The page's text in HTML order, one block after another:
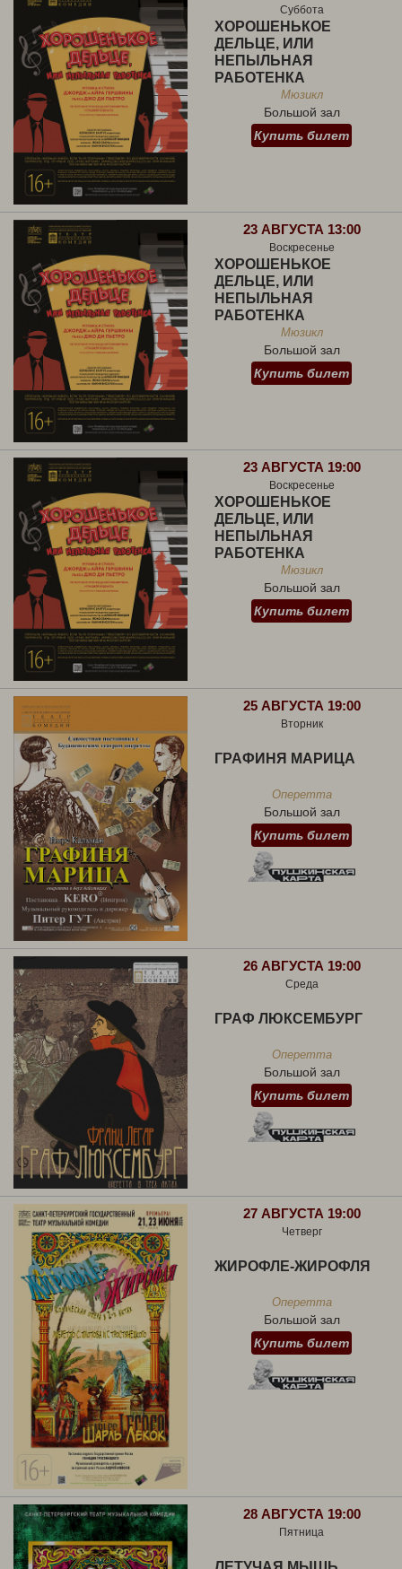
Суббота
ХОРОШЕНЬКОЕ
ДЕЛЬЦЕ, ИЛИ
НЕПЫЛЬНАЯ
РАБОТЕНКА
Мюзикл
Большой зал
Купить билет
23 АВГУСТА 13:00
Воскресенье
ХОРОШЕНЬКОЕ
ДЕЛЬЦЕ, ИЛИ
НЕПЫЛЬНАЯ
РАБОТЕНКА
Мюзикл
Большой зал
Купить билет
23 АВГУСТА 19:00
Воскресенье
ХОРОШЕНЬКОЕ
ДЕЛЬЦЕ, ИЛИ
НЕПЫЛЬНАЯ
РАБОТЕНКА
Мюзикл
Большой зал
Купить билет
25 АВГУСТА 19:00
Вторник
ГРАФИНЯ МАРИЦА
Оперетта
Большой зал
Купить билет
26 АВГУСТА 19:00
Среда
ГРАФ ЛЮКСЕМБУРГ
Оперетта
Большой зал
Купить билет
27 АВГУСТА 19:00
Четверг
ЖИРОФЛЕ-ЖИРОФЛЯ
Оперетта
Большой зал
Купить билет
28 АВГУСТА 19:00
Пятница